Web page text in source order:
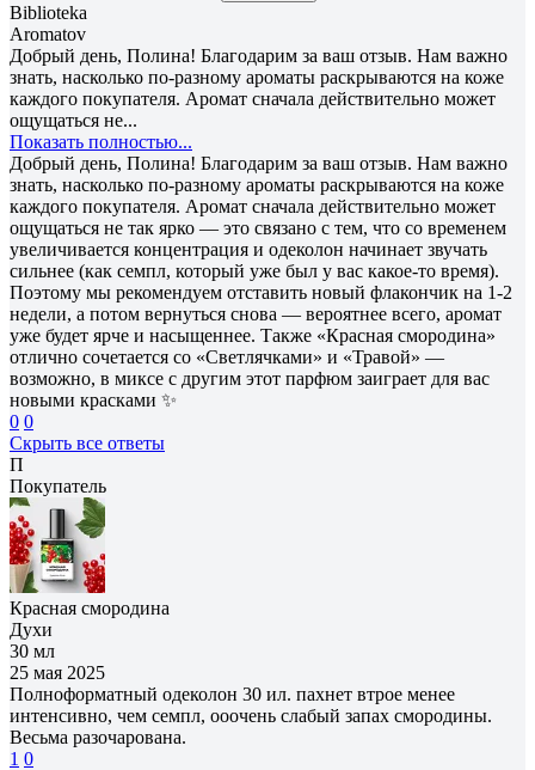
Biblioteka
Aromatov
Добрый день, Полина! Благодарим за ваш отзыв. Нам важно
знать, насколько по-разному ароматы раскрываются на коже
каждого покупателя. Аромат сначала действительно может
ощущаться не...
Показать полностью...
Добрый день, Полина! Благодарим за ваш отзыв. Нам важно
знать, насколько по-разному ароматы раскрываются на коже
каждого покупателя. Аромат сначала действительно может
ощущаться не так ярко — это связано с тем, что со временем
увеличивается концентрация и одеколон начинает звучать
сильнее (как семпл, который уже был у вас какое-то время).
Поэтому мы рекомендуем отставить новый флакончик на 1-2
недели, а потом вернуться снова — вероятнее всего, аромат
уже будет ярче и насыщеннее. Также «Красная смородина»
отлично сочетается со «Светлячками» и «Травой» —
возможно, в миксе с другим этот парфюм заиграет для вас
новыми красками ✨
0 0
Скрыть все ответы
П
Покупатель
Красная смородина
Духи
30 мл
25 мая 2025
Полноформатный одеколон 30 ил. пахнет втрое менее
интенсивно, чем семпл, ооочень слабый запах смородины.
Весьма разочарована.
1 0